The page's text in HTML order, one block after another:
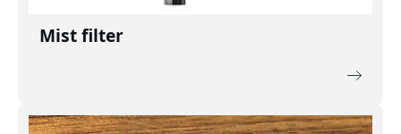
Mist filter